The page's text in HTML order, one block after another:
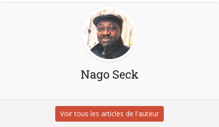
Nago Seck
Voir tous les articles de l'auteur